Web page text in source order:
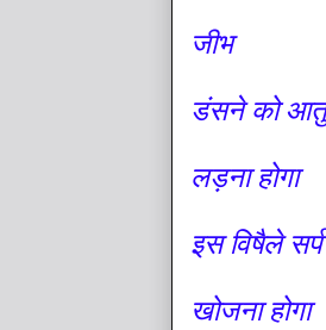
जीभ
डंसने को
लड़ना होगा
इस विषैले
खोजना होगा